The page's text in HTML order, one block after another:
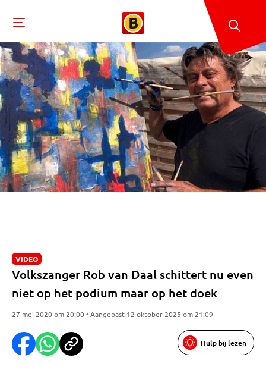
VIDEO
Volkszanger Rob van Daal schittert nu even
niet op het podium maar op het doek
27 mei 2020 om 20:00 • Aangepast 12 oktober 2025 om 21:09
Hulp bij lezen